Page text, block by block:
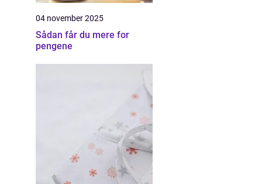
04 november 2025
Sådan får du mere for
pengene